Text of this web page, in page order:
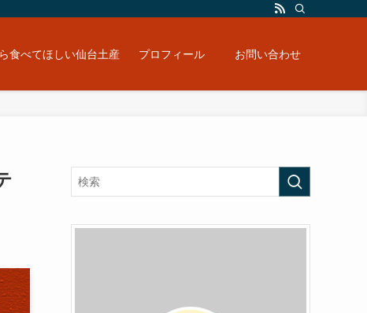
食べてほしい仙台土産 プロフィール お問い合わせ